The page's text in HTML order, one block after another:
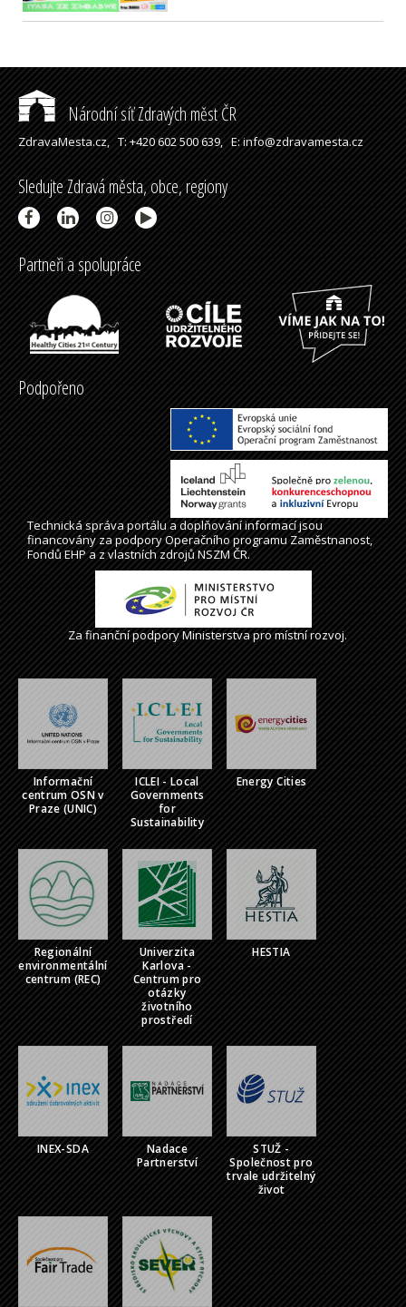
Národní síť Zdravých měst ČR
ZdravaMesta.cz,T: +420 602 500 639,E: info@zdravamesta.cz
Sledujte Zdravá města, obce, regiony
Partneři a spolupráce
Podpořeno
Technická správaportálua doplňování informací jsou
financovány za podpory Operačního programu Zaměstnanost,
Fondů EHP a z vlastních zdrojů NSZM ČR.
Za finanční podpory Ministerstva pro místní rozvoj.
Informační
centrum OSN v
Praze (UNIC)
ICLEI - Local
Governments
for
Sustainability
Energy Cities
Regionální
environmentální
centrum (REC)
Univerzita
Karlova -
Centrum pro
otázky
životního
prostředí
HESTIA
INEX-SDA
Nadace
Partnerství
STUŽ -
Společnost pro
trvale udržitelný
život